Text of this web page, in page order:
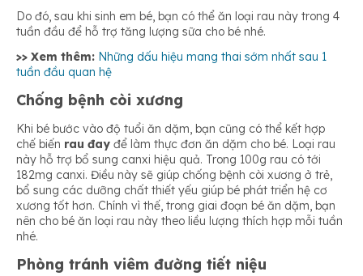
Do đó, sau khi sinh em bé, bạn có thể ăn loại rau này trong 4
tuần đầu để hỗ trợ tăng lượng sữa cho bé nhé.
>> Xem thêm: Những dấu hiệu mang thai sớm nhất sau 1
tuần đầu quan hệ
Chống bệnh còi xương
Khi bé bước vào độ tuổi ăn dặm, bạn cũng có thể kết hợp
chế biến rau đay để làm thực đơn ăn dặm cho bé. Loại rau
này hỗ trợ bổ sung canxi hiệu quả. Trong 100g rau có tới
182mg canxi. Điều này sẽ giúp chống bệnh còi xương ở trẻ,
bổ sung các dưỡng chất thiết yếu giúp bé phát triển hệ cơ
xương tốt hơn. Chính vì thế, trong giai đoạn bé ăn dặm, bạn
nên cho bé ăn loại rau này theo liều lượng thích hợp mỗi tuần
nhé.
Phòng tránh viêm đường tiết niệu